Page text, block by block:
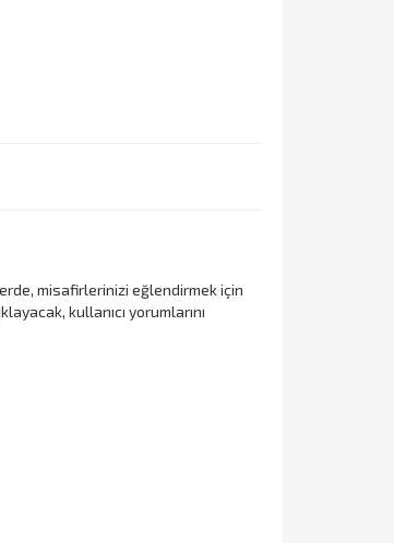
misafirlerinizi eğlendirmek için
kullanıcı yorumlarını